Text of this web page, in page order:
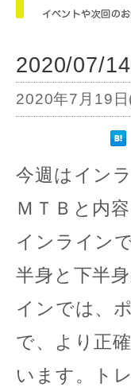
2020/07/
2020年7月19日
今週はイン
ＭＴＢと内
インライン
半身と下半
インでは、
で、より正
います。ト